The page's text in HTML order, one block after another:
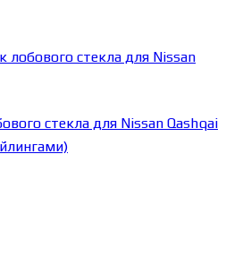
стекла для Nissan Qashqai